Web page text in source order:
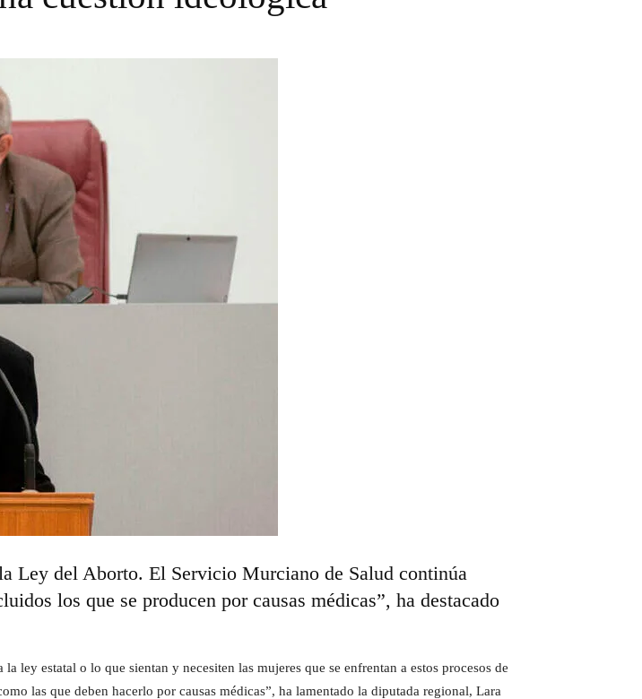
Ley del Aborto. El Servicio Murciano de Salud continúa
los que se producen por causas médicas”, ha destacado
estatal o lo que sientan y necesiten las mujeres que se enfrentan a estos procesos de
las que deben hacerlo por causas médicas”, ha lamentado la diputada regional, Lara